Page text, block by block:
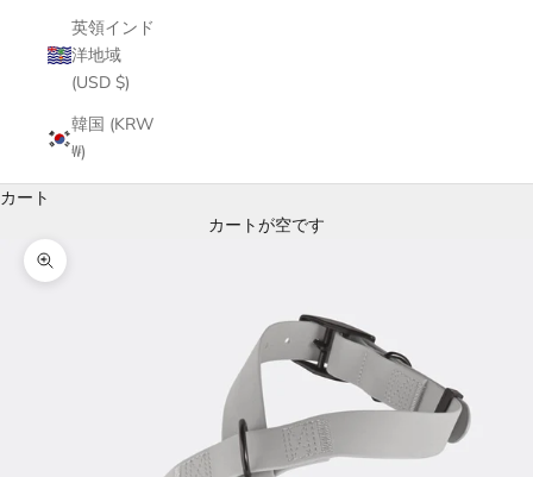
英領インド
洋地域
(USD $)
韓国 (KRW
₩)
カート
カートが空です
ズームイン